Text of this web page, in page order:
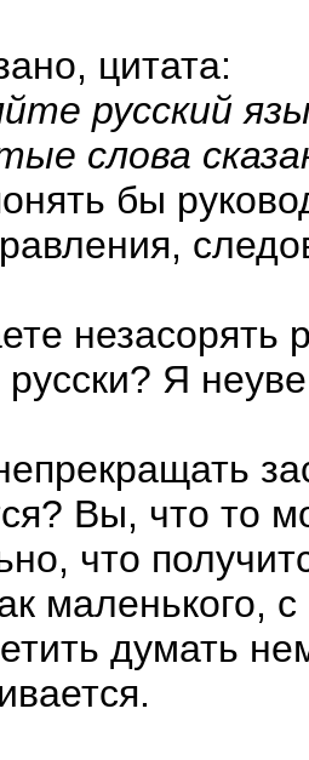
цитата:
русский
слова
бы
незасорять
русски? Я
Вы, что то
что
маленького,
думать